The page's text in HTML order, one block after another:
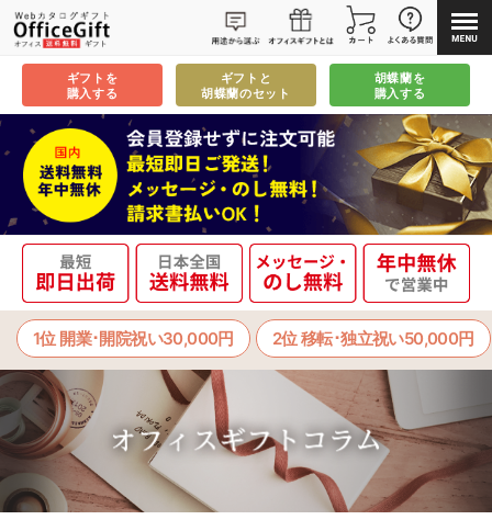
ギフトを
購入する
ギフトと
胡蝶蘭のセット
胡蝶蘭を
購入する
1位 開業･開院祝い30,000円 2位 移転･独立祝い50,000円